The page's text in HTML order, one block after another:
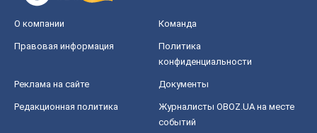
О компании Команда
Правовая информация
Политика
конфиденциальности
Реклама на сайте Документы
Редакционная политика
Журналисты OBOZ.UA на месте
событий